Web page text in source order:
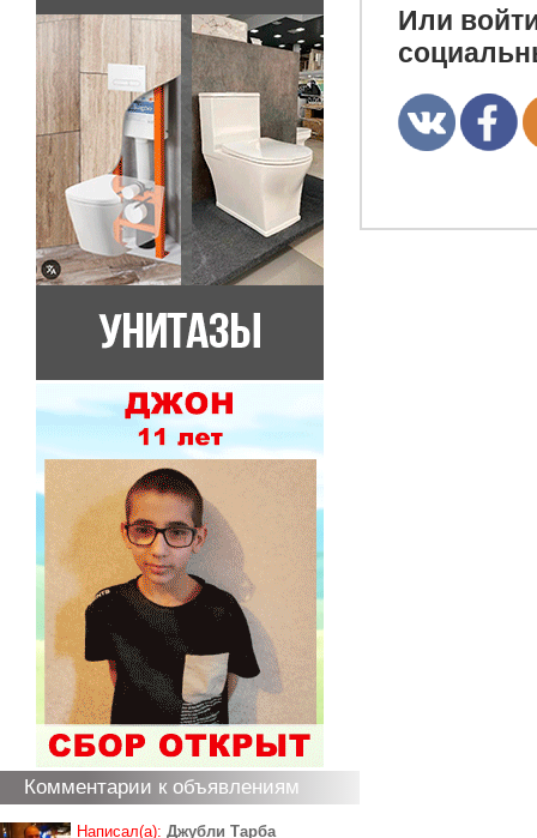
Комментарии к объявлениям
Написал(а): Джубли Тарба
Или